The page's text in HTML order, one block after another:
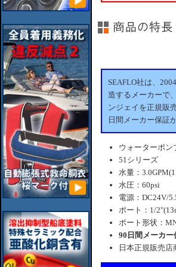
SEAFLO社は、
造するメーカーで
ンジェイを正規販
日間メーカー保証
ウォーターポン
51シリーズ
水量：
水圧：60psi
電源：DC24V/
ポート：1/
ポート形状：
90日間メーカー
日本正規販売店